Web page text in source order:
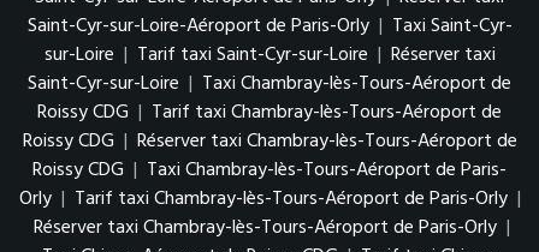
Saint-Cyr-sur-Loire-Aéroport de Paris-Orly | Taxi Saint-Cyr-
sur-Loire | Tarif taxi Saint-Cyr-sur-Loire | Réserver taxi
Saint-Cyr-sur-Loire | Taxi Chambray-lès-Tours-Aéroport de
Roissy CDG | Tarif taxi Chambray-lès-Tours-Aéroport de
Roissy CDG | Réserver taxi Chambray-lès-Tours-Aéroport de
Roissy CDG | Taxi Chambray-lès-Tours-Aéroport de Paris-
Orly | Tarif taxi Chambray-lès-Tours-Aéroport de Paris-Orly |
Réserver taxi Chambray-lès-Tours-Aéroport de Paris-Orly |